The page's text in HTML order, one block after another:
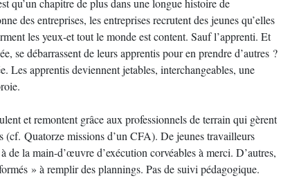
qu’un chapitre de plus dans une longue histoire de
des entreprises, les entreprises recrutent des jeunes qu’elles
les yeux-et tout le monde est content. Sauf l’apprenti. Et
se débarrassent de leurs apprentis pour en prendre d’autres ?
Les apprentis deviennent jetables, interchangeables, une
et remontent grâce aux professionnels de terrain qui gèrent
(cf. Quatorze missions d’un CFA). De jeunes travailleurs
de la main-d’œuvre d’exécution corvéables à merci. D’autres,
» à remplir des plannings. Pas de suivi pédagogique.